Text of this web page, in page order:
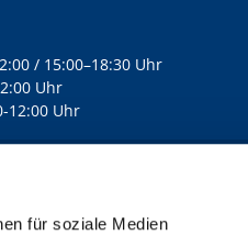
für soziale Medien
/ 15:00–18:30 Uhr
Uhr
12:00 Uhr